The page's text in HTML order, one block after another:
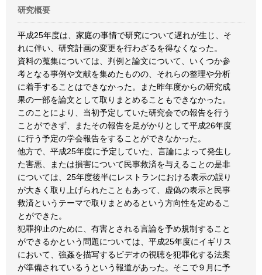
研究概要
平成25年度は、家庭の事情で研究について遅れが生じ、そ
れに伴い、研究計画の変更を行わざるを得なくなった。
資料の蒐集については、判例と論文について、いくつか参
考となる事例や文献を集めたものの、それらの整理や分析
に着手することはできなかった。また昨年度からの研究成
果の一部を論文として取りまとめることもできなかった。
このことにより、当初予定していた研究会での報告を行う
ことができず、またその報告を足がかりとして平成26年度
に行う予定の学会報告をすることができなかった。
他方で、平成25年度に予定していた、言論によって発生し
た害悪、または損害について民事救済を与えることの是非
については、25年度後半にレストランにおける表示の誤り
が大きく取り上げられたこともあって、虚偽の表示と民事
救済というテーマで取りまとめるという方向性を定めるこ
とができた。
犯罪抑止のために、有害とされる言論を予め規制すること
ができるかという問題については、平成25年度にイギリス
において、強姦を描写するビデオの視聴を犯罪化する法案
が準備されているうという報道があった。そこで９月に予